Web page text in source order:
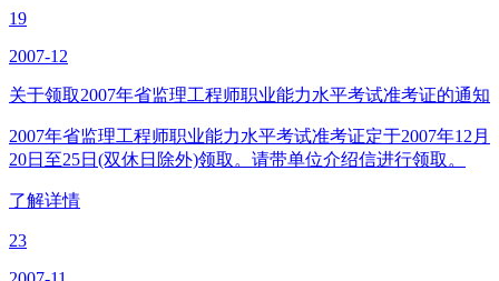
19
2007-12
关于领取2007年省监理工程师职业能力水平考试准考证的通知
2007年省监理工程师职业能力水平考试准考证定于2007年12月
20日至25日(双休日除外)领取。请带单位介绍信进行领取。
了解详情
23